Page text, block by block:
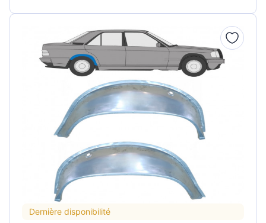
Dernière disponibilité